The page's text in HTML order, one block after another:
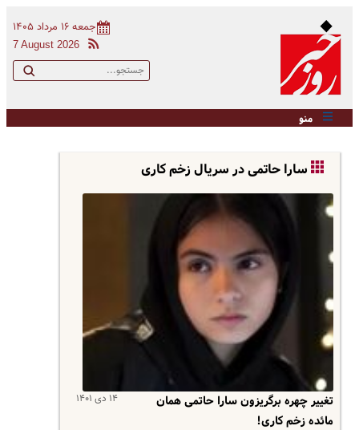
جمعه ۱۶ مرداد ۱۴۰۵
7 August 2026
منو
سارا حاتمی در سریال زخم کاری
۱۴ دی ۱۴۰۱
تغییر چهره برگریزون سارا حاتمی همان
مائده زخم کاری!